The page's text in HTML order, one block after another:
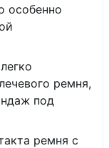
особенно
ремня,
под
ремня с